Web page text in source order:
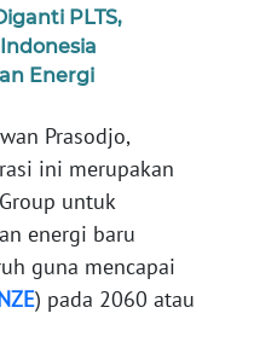
PLTS,
Energi
Prasodjo,
ini merupakan
untuk
energi baru
guna mencapai
) pada 2060 atau